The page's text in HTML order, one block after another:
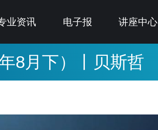
业资讯 电子报 讲座中心
8月下）丨贝斯哲